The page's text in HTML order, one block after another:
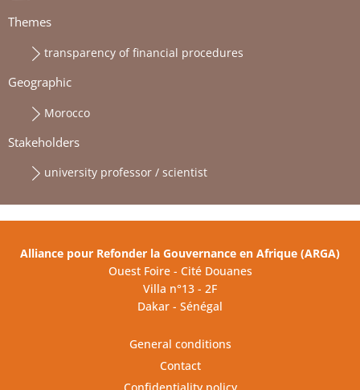
Themes
transparency of financial procedures
Geographic
Morocco
Stakeholders
university professor / scientist
Alliance pour Refonder la Gouvernance en Afrique (ARGA)
Ouest Foire - Cité Douanes
Villa n°13 - 2F
Dakar - Sénégal
General conditions
Contact